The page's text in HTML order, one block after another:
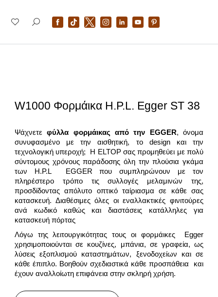
W1000 Φορμάικα H.P.L. Egger ST 38
Ψάχνετεφύλλα φορμάικας από την EGGER, όνομα
συνυφασμένο με την αισθητική, το design και την
τεχνολογική υπεροχή; Η ELTOP σας προμηθεύει με πολύ
σύντομους χρόνους παράδοσης όλη την πλούσια γκάμα
των H.P.L EGGER που συμπληρώνουν με τον
πληρέστερο τρόπο τις συλλογές μελαμινών της,
προσδίδοντας απόλυτο οπτικό ταίριασμα σε κάθε σας
κατασκευή. Διαθέσιμες όλες οι εναλλακτικές φινιτούρες
ανά κωδικό καθώς και διαστάσεις κατάλληλες για
κατασκευή πόρτας
Λόγω της λειτουργικότητας τους οι φορμάικες Egger
χρησιμοποιούνται σε κουζίνες, μπάνια, σε γραφεία, ως
λύσεις εξοπλισμού καταστημάτων, ξενοδοχείων και σε
κάθε έπιπλο. Βοηθούν σχεδιαστικά κάθε προσπάθεια και
έχουν αναλλοίωτη επιφάνεια στην σκληρή χρήση.